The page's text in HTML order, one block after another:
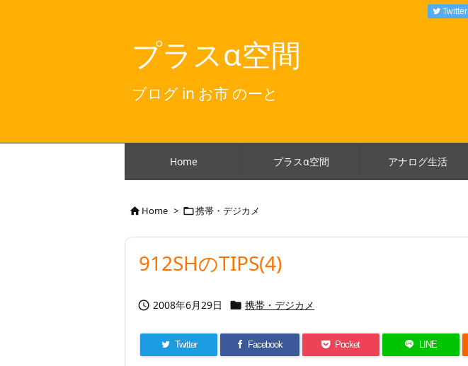
プラスα空間
ブログ in お市 のーと
Home プラスα空間 アナログ生活
Twitter
Home > 携帯・デジカメ
912SHのTIPS(4)
 2008年6月29日  携帯・デジカメ
Twitter Facebook Pocket LINE